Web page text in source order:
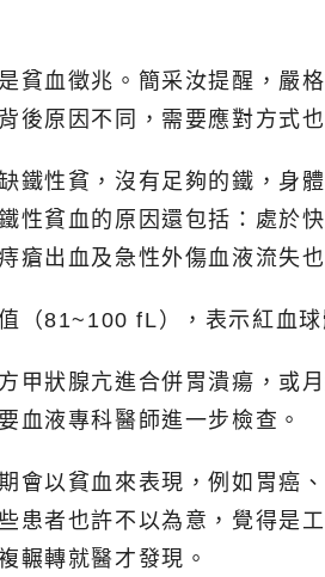
貧血徵兆。簡采汝提醒，嚴
後原因不同，需要應對方式也
鐵性貧，沒有足夠的鐵，身
性貧血的原因還包括：處於
瘡出血及急性外傷血液流失
（81~100 fL），表示紅血
甲狀腺亢進合併胃潰瘍，或
血液專科醫師進一步檢查。
會以貧血來表現，例如胃癌
患者也許不以為意，覺得是
輾轉就醫才發現。